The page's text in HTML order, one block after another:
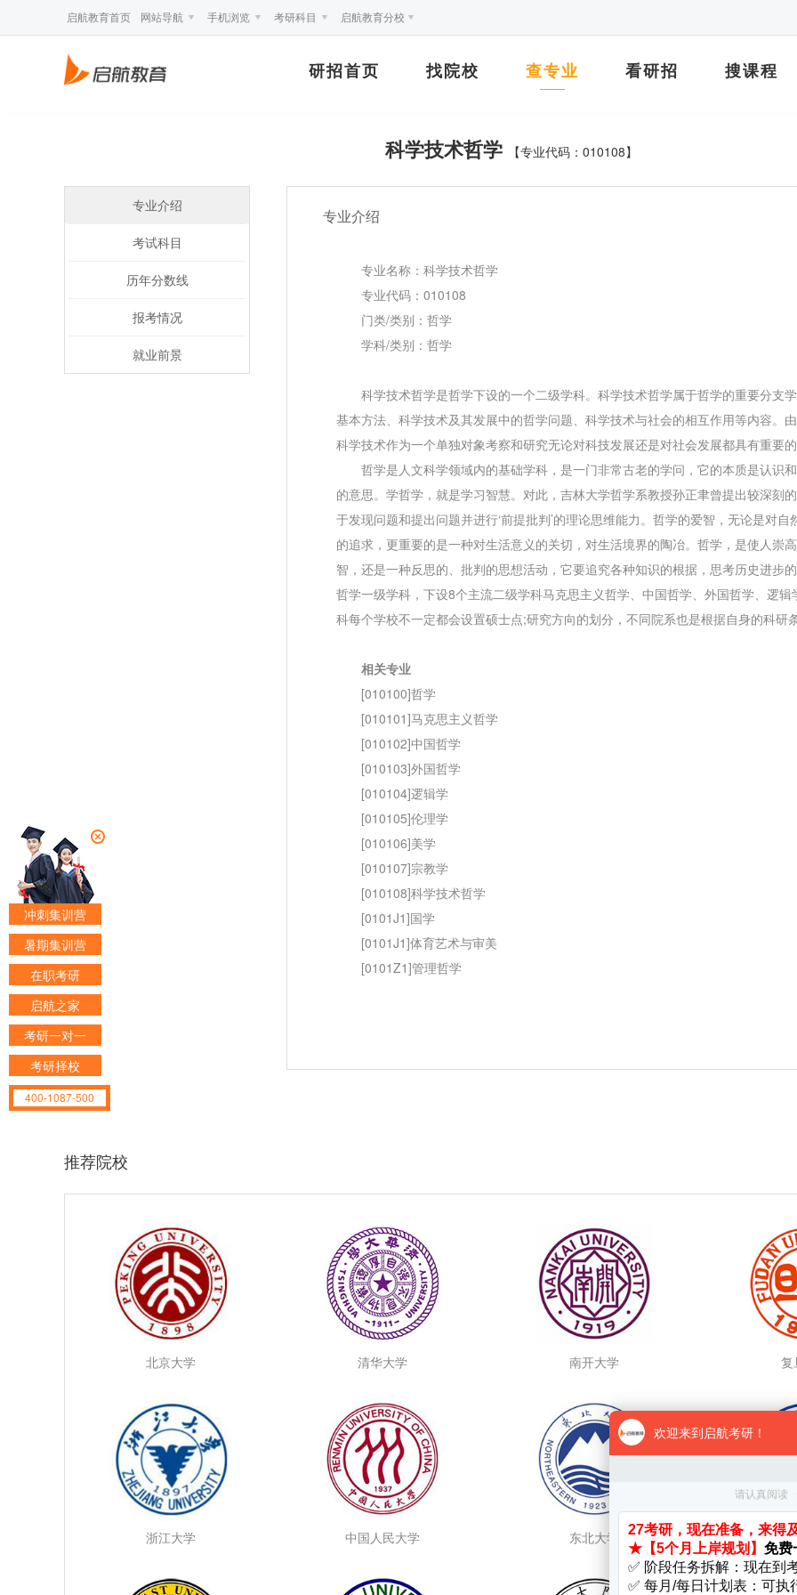
启航教育首页 网站导航 手机浏览 考研科目 启航教育分校
研招首页 找院校 查专业 看研招 搜课程
科学技术哲学 【专业代码：010108】
专业介绍
考试科目
历年分数线
报考情况
就业前景
专业介绍
专业名称：科学技术哲学
专业代码：010108
门类/类别：哲学
学科/类别：哲学
科学技术哲学是哲学下设的一个二级学科。科学技术哲学属于哲学的重要分支
基本方法、科学技术及其发展中的哲学问题、科学技术与社会的相互作用等内容。
科学技术作为一个单独对象考察和研究无论对科技发展还是对社会发展都具有重要
哲学是人文科学领域内的基础学科，是一门非常古老的学问，它的本质是认识
的意思。学哲学，就是学习智慧。对此，吉林大学哲学系教授孙正聿曾提出较深刻
于发现问题和提出问题并进行‘前提批判’的理论思维能力。哲学的爱智，无论是对
的追求，更重要的是一种对生活意义的关切，对生活境界的陶冶。哲学，是使人崇
智，还是一种反思的、批判的思想活动，它要追究各种知识的根据，思考历史进步
哲学一级学科，下设8个主流二级学科马克思主义哲学、中国哲学、外国哲学、逻
科每个学校不一定都会设置硕士点;研究方向的划分，不同院系也是根据自身的科研
相关专业
[010100]哲学
[010101]马克思主义哲学
[010102]中国哲学
[010103]外国哲学
[010104]逻辑学
[010105]伦理学
[010106]美学
[010107]宗教学
[010108]科学技术哲学
[0101J1]国学
[0101J1]体育艺术与审美
[0101Z1]管理哲学
推荐院校
北京大学 清华大学 南开大学 复
浙江大学 中国人民大学 东北大学 吉
冲刺集训营
暑期集训营
在职考研
启航之家
考研一对一
考研择校
400-1087-500